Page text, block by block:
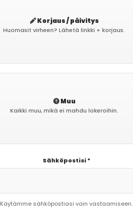
Korjaus / päivitys
Huomasit virheen? Lähetä linkki + korjaus.
Muu
Kaikki muu, mikä ei mahdu lokeroihin.
Sähköpostisi *
Käytämme sähköpostiasi vain vastaamiseen.